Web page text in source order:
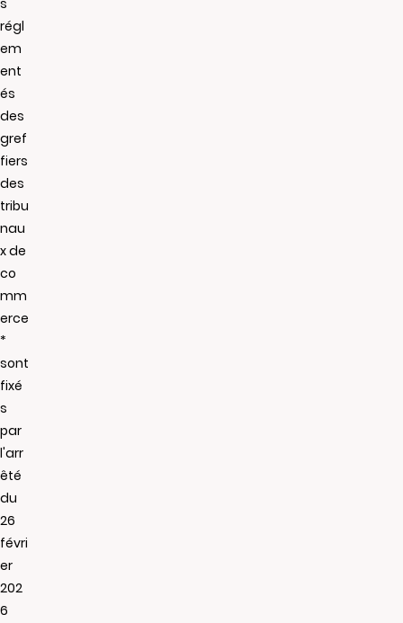
s
régl
em
ent
és
des
gref
fiers
des
tribu
nau
x de
co
mm
erce
*
sont
fixé
s
par
l'arr
êté
du
26
févri
er
202
6